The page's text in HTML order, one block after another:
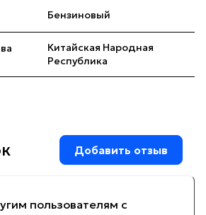
Бензиновый
Китайская Народная
Республика
пользователям с
Добавить отзыв